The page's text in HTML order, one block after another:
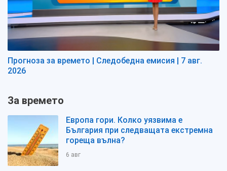
Прогноза за времето | Следобедна емисия | 7 авг.
2026
За времето
Европа гори. Колко уязвима е
България при следващата екстремна
гореща вълна?
6 авг